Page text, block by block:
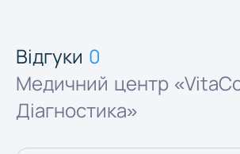
Харків
Херсон
Відгуки 0
Медичний центр
Діагностика»